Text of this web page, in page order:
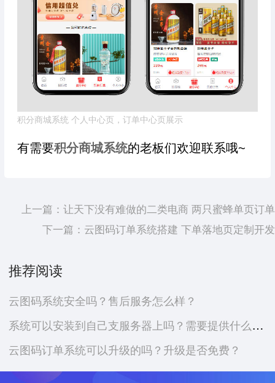
积分商城系统 个人中心页，订单中心页展示
有需要积分商城系统的老板们欢迎联系哦~
上一篇： 让天下没有难做的二类电商 两只蜜蜂单页订单
下一篇： 云图码订单系统搭建 下单落地页定制开发
推荐阅读
云图码系统安全吗？售后服务怎么样？
系统可以安装到自己支服务器上吗？需要提供什么资料？
云图码订单系统可以升级的吗？升级是否免费？